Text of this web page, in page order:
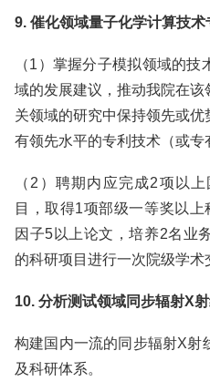
9. 催化领域量子化学计算技术
（1）掌握分子模拟领域的
域的发展建议，推动我院在
关领域的研究中保持领先或
有领先水平的专利技术（或专
（2）聘期内应完成2项以
目，取得1项部级一等奖以
因子5以上论文，培养2名业
的科研项目进行一次院级学术
10. 分析测试领域同步辐射X
构建国内一流的同步辐射X射
及科研体系。